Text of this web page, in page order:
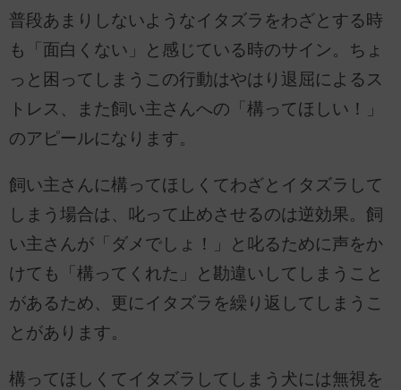
普段あまりしないようなイタズラをわざとする時
も「面白くない」と感じている時のサイン。ちょ
っと困ってしまうこの行動はやはり退屈によるス
トレス、また飼い主さんへの「構ってほしい！」
のアピールになります。
飼い主さんに構ってほしくてわざとイタズラして
しまう場合は、叱って止めさせるのは逆効果。飼
い主さんが「ダメでしょ！」と叱るために声をか
けても「構ってくれた」と勘違いしてしまうこと
があるため、更にイタズラを繰り返してしまうこ
とがあります。
構ってほしくてイタズラしてしまう犬には無視を